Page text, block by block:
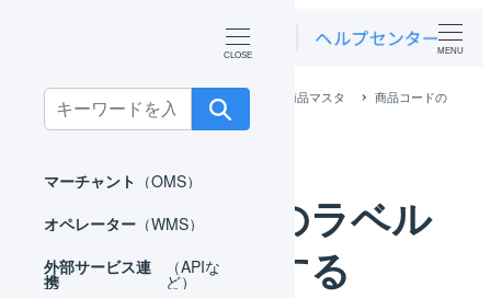
Search
for:
マーチャント （OMS）
オペレーター （WMS）
外部サービス連
携
（APIな
ど）
MENU
マーチャント マスタ 商品マスタ
商品コードの
ラベルを印刷する
商品コードのラベル
を印刷する